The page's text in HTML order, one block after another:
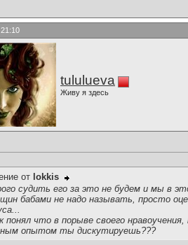
tululueva
Живу я здесь
от lokkis
судить его за это не будем и мы в
бабами не надо называть, просто
понял что в порыве своего
опытом ты дискутируешь???